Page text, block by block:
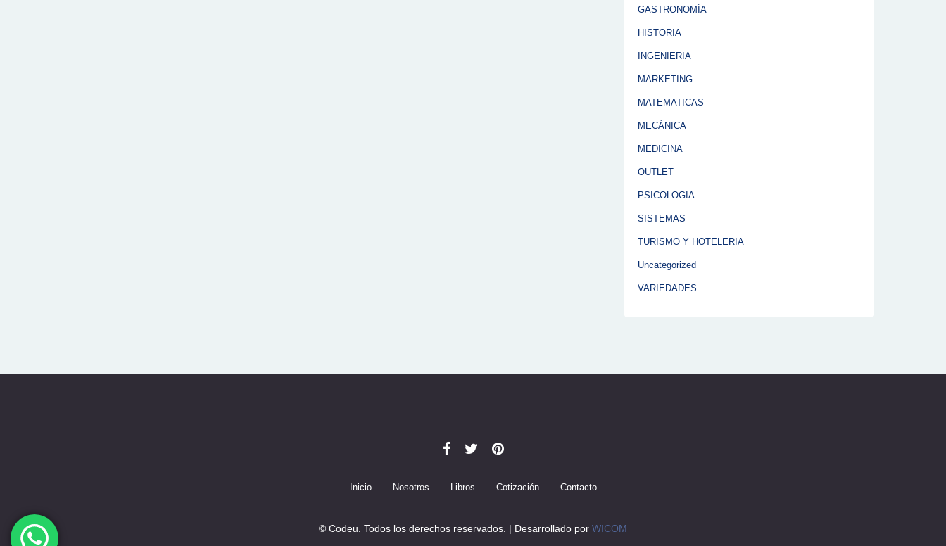
GASTRONOMÍA
HISTORIA
INGENIERIA
MARKETING
MATEMATICAS
MECÁNICA
MEDICINA
OUTLET
PSICOLOGIA
SISTEMAS
TURISMO Y HOTELERIA
Uncategorized
VARIEDADES
Inicio Nosotros Libros Cotización Contacto
© Codeu. Todos los derechos reservados. | Desarrollado por WICOM